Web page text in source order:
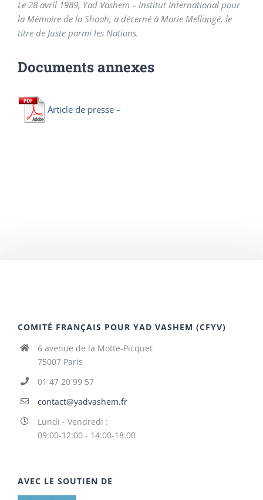
Le 28 avril 1989, Yad Vashem – Institut International pour
la Mémoire de la Shoah, a décerné à Marie Mellangé, le
titre de Juste parmi les Nations.
Documents annexes
Article de presse –
COMITÉ FRANÇAIS POUR YAD VASHEM (CFYV)
6 avenue de la Motte-Picquet
75007 Paris
01 47 20 99 57
contact@yadvashem.fr
Lundi - Vendredi :
09:00-12:00 - 14:00-18:00
AVEC LE SOUTIEN DE